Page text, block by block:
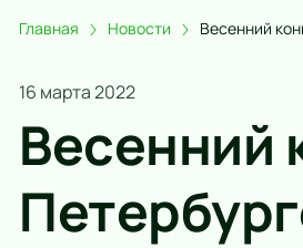
Главная Новости Весенний
16 марта 2022
Весенний